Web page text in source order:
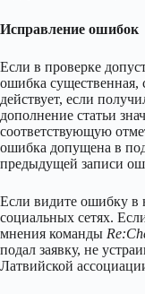
Исправление ошибок
Если в проверке
ошибка существенная,
действует, если
дополнение статьи
соответствующую
ошибка допущена в
предыдущей записи
Если видите ошибку в
социальных сетях.
мнения команды
подал заявку, не
Латвийской